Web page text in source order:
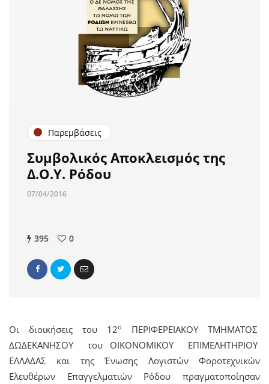
Παρεμβάσεις
Συμβολικός Αποκλεισμός της
Δ.Ο.Υ. Ρόδου
07/04/2016
395 0
Οι διοικήσεις του 12ο
ΠΕΡΙΦΕΡΕΙΑΚΟΥ ΤΜΗΜΑΤΟΣ
ΔΩΔΕΚΑΝΗΣΟΥ του ΟΙΚΟΝΟΜΙΚΟΥ ΕΠΙΜΕΛΗΤΗΡΙΟΥ
ΕΛΛΑΔΑΣ και της Ένωσης Λογιστών Φοροτεχνικών
Ελευθέρων Επαγγελματιών Ρόδου πραγματοποίησαν